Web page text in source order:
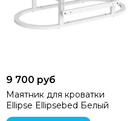
9 700 руб
Маятник для кроватки
Ellipse Ellipsebed Белый